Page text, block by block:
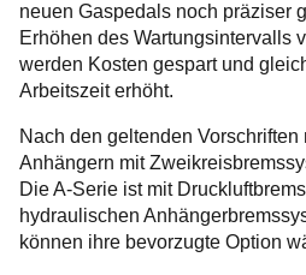
neuen Gaspedals noch präziser
Erhöhen des Wartungsintervalls
werden Kosten gespart und
Arbeitszeit erhöht.
Nach den geltenden Vorschriften
Anhängern mit
Die A-Serie ist mit
hydraulischen
können ihre bevorzugte Option